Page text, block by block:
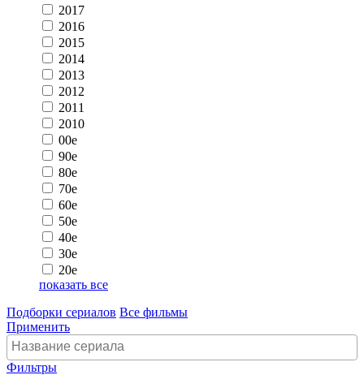
2017
2016
2015
2014
2013
2012
2011
2010
00e
90e
80e
70e
60e
50e
40e
30e
20e
показать все
Подборки сериалов Все фильмы
Применить
Фильтры